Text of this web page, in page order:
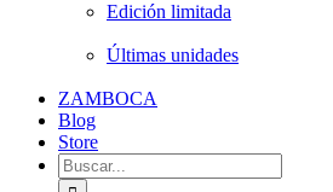
Edición limitada
Últimas unidades
ZAMBOCA
Blog
Store
Buscar: